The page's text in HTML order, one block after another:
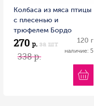
Колбаса из мяса птицы
с плесенью и
трюфелем Бордо
Галерея вкуса 120гр
1/12 Беларусь
270 р. за шт
338 р.
120 г
наличие: 5